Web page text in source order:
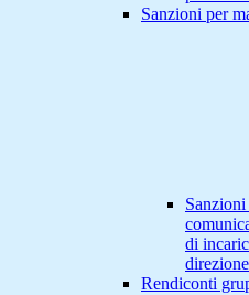
Sanzioni per
di
Rendiconti